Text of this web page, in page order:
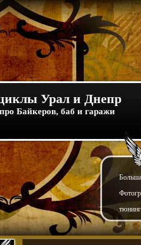
Урал и Днепр
Байкеров, баб и гаражи